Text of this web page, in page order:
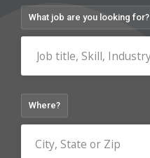
What job are you looking for?
Where?